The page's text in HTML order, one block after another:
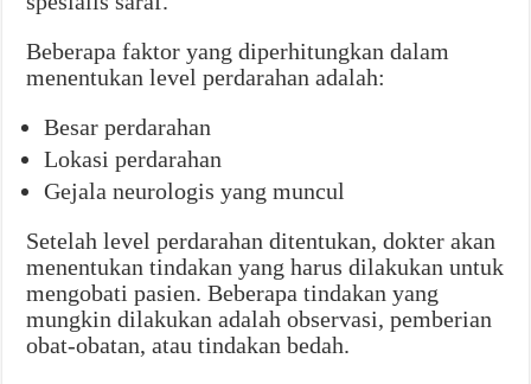
Beberapa faktor yang diperhitungkan dalam
menentukan level perdarahan adalah:
Besar perdarahan
Lokasi perdarahan
Gejala neurologis yang muncul
Setelah level perdarahan ditentukan, dokter akan
menentukan tindakan yang harus dilakukan untuk
mengobati pasien. Beberapa tindakan yang
mungkin dilakukan adalah observasi, pemberian
obat-obatan, atau tindakan bedah.